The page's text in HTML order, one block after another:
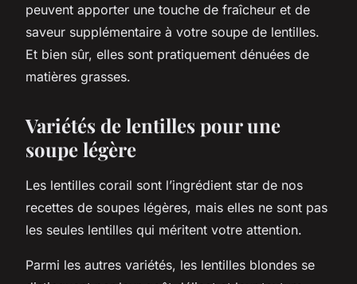
peuvent apporter une touche de fraîcheur et de
saveur supplémentaire à votre soupe de lentilles.
Et bien sûr, elles sont pratiquement dénuées de
matières grasses.
Variétés de lentilles pour une
soupe légère
Les lentilles corail sont l’ingrédient star de nos
recettes de soupes légères, mais elles ne sont pas
les seules lentilles qui méritent votre attention.
Parmi les autres variétés, les lentilles blondes se